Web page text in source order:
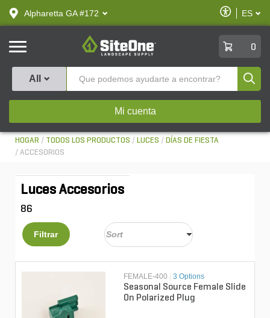
text.skipToContent
text.skipToNavigation
Alpharetta GA #172
Habilitar
ES
SiteOne
0
All
Mi cuenta
HOGAR TODOS LOS PRODUCTOS LUCES
DÍAS DE FIESTA
ACCESORIOS
Luces Accesorios
86
Filtrar
FEMALE-400 3 Options
Seasonal Source Female Slide
On Polarized Plug